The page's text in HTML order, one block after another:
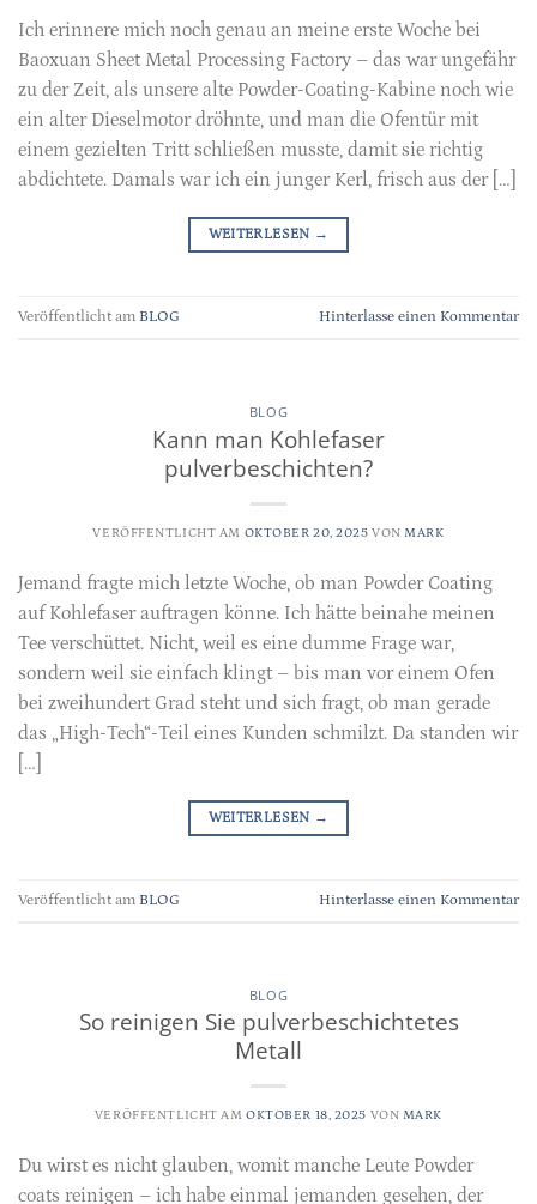
Ich erinnere mich noch genau an meine erste Woche bei
Baoxuan Sheet Metal Processing Factory – das war ungefähr
zu der Zeit, als unsere alte Powder-Coating-Kabine noch wie
ein alter Dieselmotor dröhnte, und man die Ofentür mit
einem gezielten Tritt schließen musste, damit sie richtig
abdichtete. Damals war ich ein junger Kerl, frisch aus der […]
WEITERLESEN →
Veröffentlicht am BLOG Hinterlasse einen Kommentar
BLOG
Kann man Kohlefaser
pulverbeschichten?
VERÖFFENTLICHT AM OKTOBER 20, 2025 VON MARK
Jemand fragte mich letzte Woche, ob man Powder Coating
auf Kohlefaser auftragen könne. Ich hätte beinahe meinen
Tee verschüttet. Nicht, weil es eine dumme Frage war,
sondern weil sie einfach klingt – bis man vor einem Ofen
bei zweihundert Grad steht und sich fragt, ob man gerade
das „High-Tech“-Teil eines Kunden schmilzt. Da standen wir
[…]
WEITERLESEN →
Veröffentlicht am BLOG Hinterlasse einen Kommentar
BLOG
So reinigen Sie pulverbeschichtetes
Metall
VERÖFFENTLICHT AMOKTOBER 18, 2025 VON MARK
Du wirst es nicht glauben, womit manche Leute Powder
coats reinigen – ich habe einmal jemanden gesehen, der